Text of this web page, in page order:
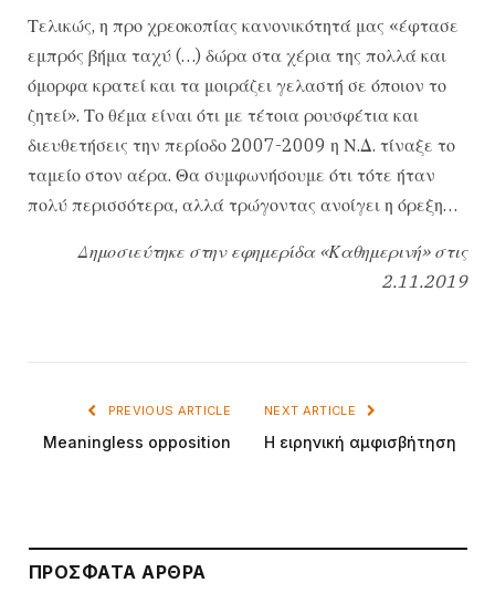
Τελικώς, η προ χρεοκοπίας κανονικότητά μας «έφτασε
εμπρός βήμα ταχύ (…) δώρα στα χέρια της πολλά και
όμορφα κρατεί και τα μοιράζει γελαστή σε όποιον το
ζητεί». Το θέμα είναι ότι με τέτοια ρουσφέτια και
διευθετήσεις την περίοδο 2007-2009 η Ν.Δ. τίναξε το
ταμείο στον αέρα. Θα συμφωνήσουμε ότι τότε ήταν
πολύ περισσότερα, αλλά τρώγοντας ανοίγει η όρεξη…
Δημοσιεύτηκε στην εφημερίδα «Καθημερινή» στις
2.11.2019
PREVIOUS ARTICLE
Meaningless opposition
NEXT ARTICLE
Η ειρηνική αμφισβήτηση
ΠΡΌΣΦΑΤΑ ΆΡΘΡΑ